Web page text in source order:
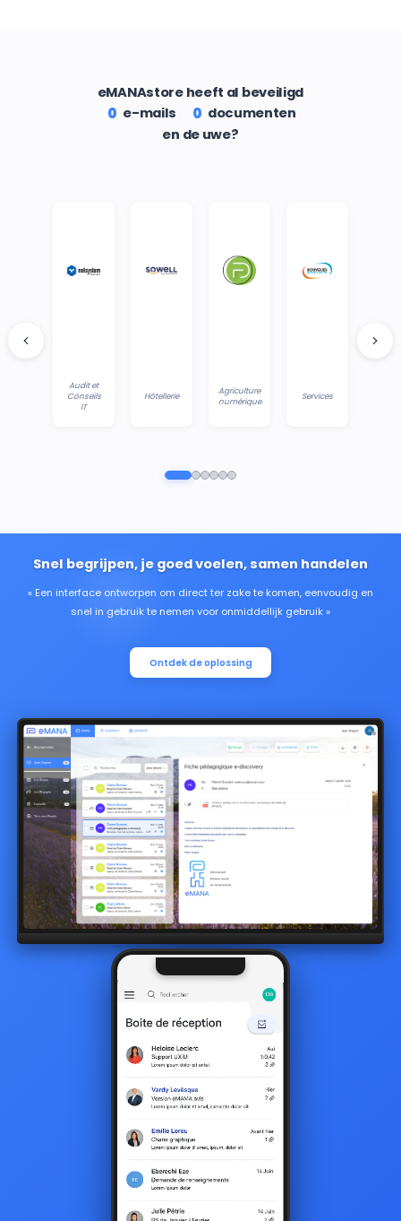
eMANAstore heeft al beveiligd
0 e-mails 0 documenten
en de uwe?
Audit et
Conseils
IT
Hôtellerie
Agriculture
numérique
Services
Snel begrijpen, je goed voelen, samen handelen
Een interface ontworpen om direct ter zake te komen, eenvoudig en
snel in gebruik te nemen voor onmiddellijk gebruik
Ontdek de oplossing